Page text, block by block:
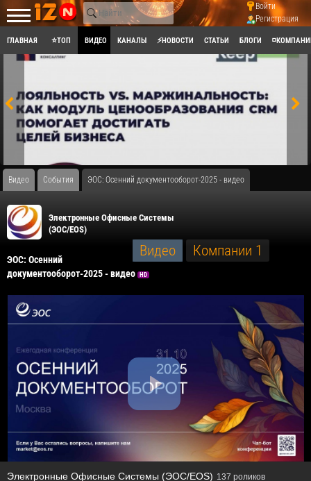
Войти
Регистрация
ГЛАВНАЯ ⭐ТОП ВИДЕО КАНАЛЫ ⚡НОВОСТИ СТАТЬИ БЛОГИ
Видео События ЭОС: Осенний документооборот-2025 - видео
Электронные Офисные Системы
(ЭОС/EOS)
Видео Компании 1
ЭОС: Осенний
документооборот-2025 - видео
HD
Электронные Офисные Системы (ЭОС/EOS) 137 роликов